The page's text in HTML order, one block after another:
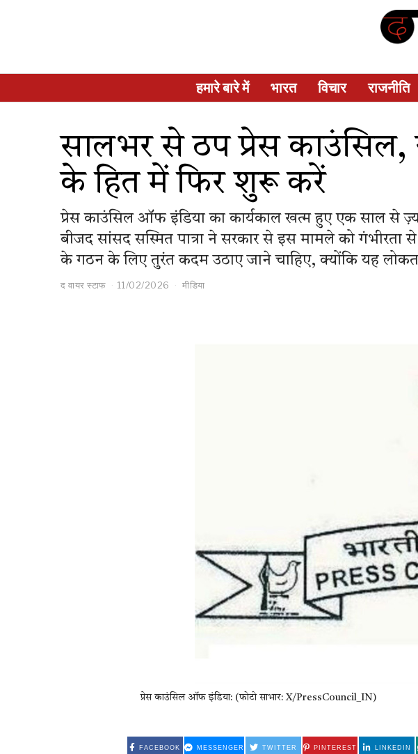
हमारे बारे में भारत विचार राजनीति
सालभर से ठप प्रेस काउंसिल,
के हित में फिर शुरू करें
प्रेस काउंसिल ऑफ इंडिया का कार्यकाल खत्म हुए एक साल से
बीजद सांसद सस्मित पात्रा ने सरकार से इस मामले को
के गठन के लिए तुरंत कदम उठाए जाने चाहिए, क्योंकि यह
द वायर स्टाफ 11/02/2026 मीडिया
प्रेस काउंसिल ऑफ इंडिया: (फोटो साभार: X/PressCouncil_IN)
FACEBOOK MESSENGER TWITTER PINTEREST LINKEDIN